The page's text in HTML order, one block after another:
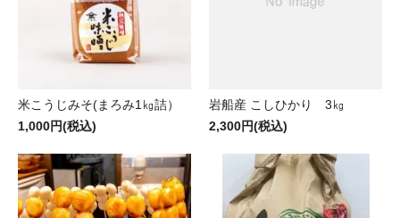
米こうじみそ(まろみ1㎏詰）
1,000円(税込)
岩船産 こしひかり 3㎏
2,300円(税込)